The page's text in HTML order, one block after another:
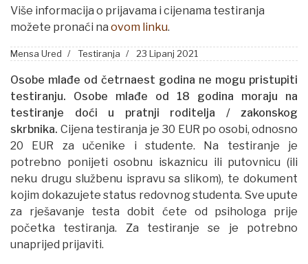
Više informacija o prijavama i cijenama testiranja
možete pronaći na ovom linku.
Mensa Ured Testiranja 23 Lipanj 2021
Osobe mlađe od četrnaest godina ne mogu pristupiti
testiranju.
Osobe mlađe od 18 godina moraju na
testiranje doći u pratnji roditelja
/
zakonskog
skrbnika. Cijena testiranja je 30 EUR po osobi, odnosno
20 EUR za učenike i studente. Na testiranje je
potrebno ponijeti osobnu iskaznicu ili putovnicu (ili
neku drugu službenu ispravu sa slikom), te dokument
kojim dokazujete status redovnog studenta. Sve upute
za rješavanje testa dobit ćete od psihologa prije
početka testiranja. Za testiranje se je potrebno
unaprijed prijaviti.